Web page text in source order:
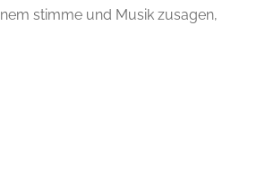
stimme und Musik zusagen,